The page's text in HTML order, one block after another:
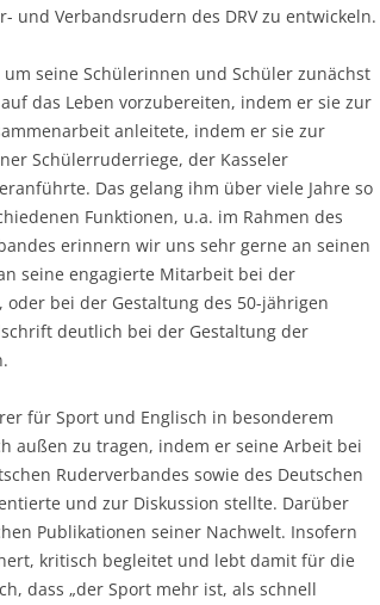
und Verbandsrudern des DRV zu entwickeln.
seine Schülerinnen und Schüler zunächst
das Leben vorzubereiten, indem er sie zur
anleitete, indem er sie zur
Schülerruderriege, der Kasseler
Das gelang ihm über viele Jahre so
Funktionen, u.a. im Rahmen des
erinnern wir uns sehr gerne an seinen
seine engagierte Mitarbeit bei der
oder bei der Gestaltung des 50-jährigen
deutlich bei der Gestaltung der
für Sport und Englisch in besonderem
außen zu tragen, indem er seine Arbeit bei
Ruderverbandes sowie des Deutschen
und zur Diskussion stellte. Darüber
Publikationen seiner Nachwelt. Insofern
kritisch begleitet und lebt damit für die
dass „der Sport mehr ist, als schnell